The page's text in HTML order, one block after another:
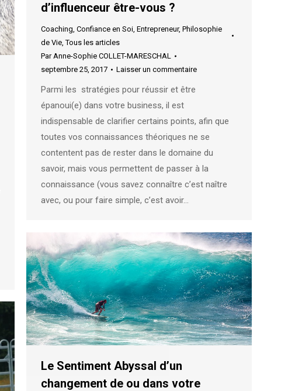
d’influenceur être-vous ?
Coaching, Confiance en Soi, Entrepreneur, Philosophie
de Vie,Tous les articles
ParAnne-Sophie COLLET-MARESCHAL
septembre 25, 2017
Laisser un commentaire
Parmi les stratégies pour réussir et être
épanoui(e) dans votre business, il est
indispensable de clarifier certains points, afin que
toutes vos connaissances théoriques ne se
contentent pas de rester dans le domaine du
savoir, mais vous permettent de passer à la
connaissance (vous savez connaître c’est naître
avec, ou pour faire simple, c’est avoir…
Le Sentiment Abyssal d’un
changement de ou dans votre